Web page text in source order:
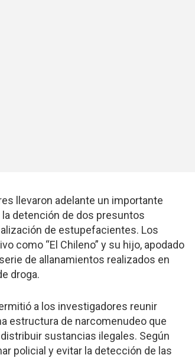
llevaron adelante un importante
detención de dos presuntos
de estupefacientes. Los
como “El Chileno” y su hijo, apodado
de allanamientos realizados en
droga.
a los investigadores reunir
estructura de narcomenudeo que
sustancias ilegales. Según
policial y evitar la detección de las